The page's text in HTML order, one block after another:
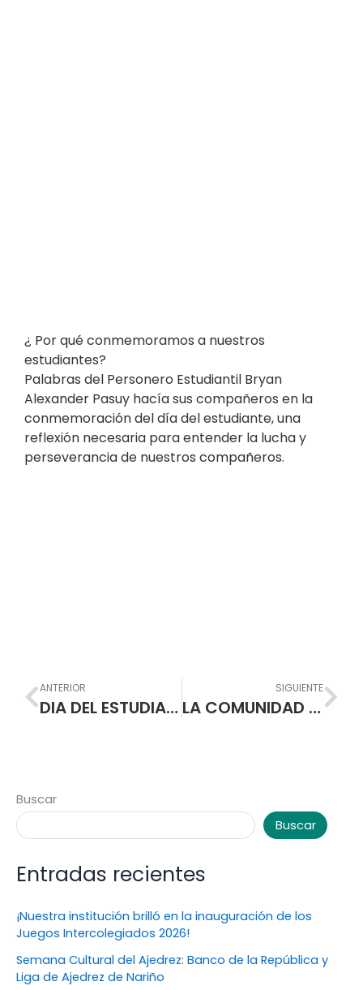
¿ Por qué conmemoramos a nuestros
estudiantes?
Palabras del Personero Estudiantil Bryan
Alexander Pasuy hacía sus compañeros en la
conmemoración del día del estudiante, una
reflexión necesaria para entender la lucha y
perseverancia de nuestros compañeros.
Prev
ANTERIOR
DIA DEL ESTUDIANTE ¡¡¡ORGULLOSAMENTE NORMALISTAS!!!
SIGUIENTE
LA COMUNIDAD EDUCATIVA DE LA ESCUELA NORMAL SUPERIOR DE PASTO EXALTA LA FORTALEZA Y TALENTO DEL ESTUDIANTE NORMALISTA
Buscar
Buscar
Entradas recientes
¡Nuestra institución brilló en la inauguración de los
Juegos Intercolegiados 2026!
Semana Cultural del Ajedrez: Banco de la República y
Liga de Ajedrez de Nariño